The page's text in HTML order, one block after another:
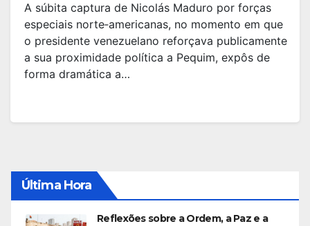
A súbita captura de Nicolás Maduro por forças
especiais norte‑americanas, no momento em que
o presidente venezuelano reforçava publicamente
a sua proximidade política a Pequim, expôs de
forma dramática a…
Última Hora
Reflexões sobre a Ordem, a Paz e a